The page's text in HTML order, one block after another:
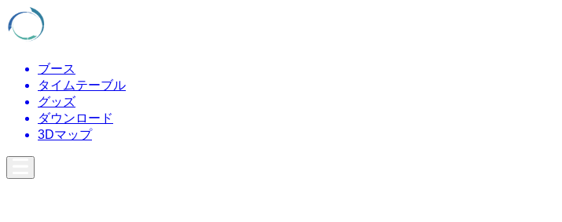
ブース
タイムテーブル
グッズ
ダウンロード
3Dマップ